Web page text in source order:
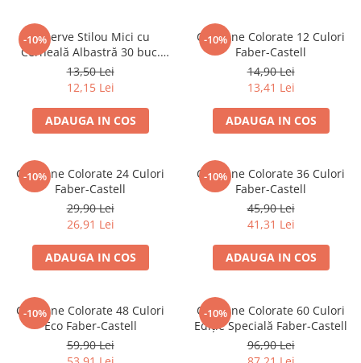
Vocabulare
Calculatoare
Instrumente de scris și desen
Brush Pen-uri
Carioci
Creioane cerate
Creioane colorate
Creioane mecanice
Mine pentru creioane mecanice
Pixuri
Rollere
Stilouri
Măsurare și trasare
-10%
Rezerve Stilou Mici cu
Cerneală Albastră 30 buc.
Faber-Castell
13,50 Lei
12,15 Lei
ADAUGA IN COS
-10%
Creioane Colorate 12 Culori
Faber-Castell
14,90 Lei
13,41 Lei
ADAUGA IN COS
-10%
Creioane Colorate 24 Culori
Faber-Castell
29,90 Lei
26,91 Lei
ADAUGA IN COS
-10%
Creioane Colorate 36 Culori
Faber-Castell
45,90 Lei
41,31 Lei
ADAUGA IN COS
-10%
Creioane Colorate 48 Culori
Eco Faber-Castell
59,90 Lei
-10%
Creioane Colorate 60 Culori
Ediție Specială Faber-Castell
96,90 Lei